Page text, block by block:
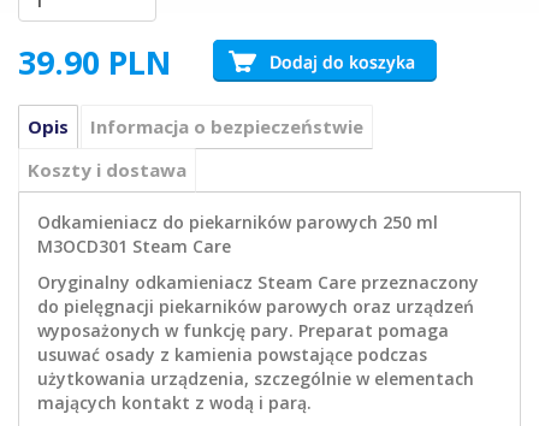
39.90 PLN
Opis
Informacja o bezpieczeństwie
Koszty i dostawa
Odkamieniacz do piekarników parowych 250 ml
M3OCD301 Steam Care
Oryginalny odkamieniacz Steam Care przeznaczony
do pielęgnacji piekarników parowych oraz urządzeń
wyposażonych w funkcję pary. Preparat pomaga
usuwać osady z kamienia powstające podczas
użytkowania urządzenia, szczególnie w elementach
mających kontakt z wodą i parą.